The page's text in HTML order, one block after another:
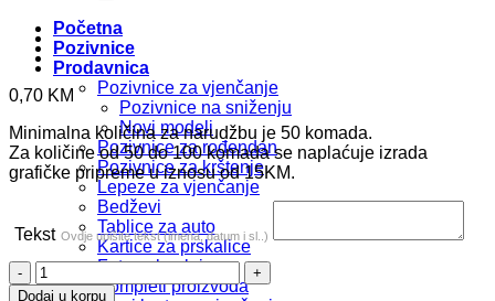
Početna
Pozivnice
Prodavnica
Pozivnice za vjenčanje
Pozivnice na sniženju
Novi modeli
Pozivnice za rođendan
Pozivnice za krštenje
Lepeze za vjenčanje
Bedževi
Tablice za auto
Kartice za prskalice
Foto zahvalnice
Kompleti proizvoda
0,70 KM
Minimalna količina za narudžbu je 50 komada.
Za količine od 50 do 100 komada se naplaćuje izrada
grafičke pripreme u iznosu od 15KM.
Tekst Ovdje upišite tekst (imena, datum i sl..)
Bedž
b199
Dodaj u korpu